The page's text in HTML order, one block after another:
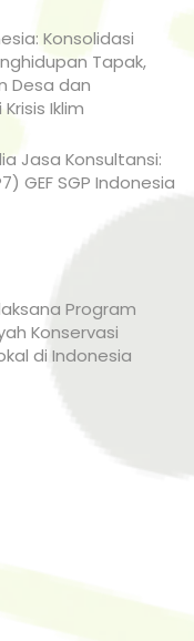
Konsolidasi
Tapak,
Desa dan
Iklim
Jasa Konsultansi:
GEF SGP Indonesia
Program
Konservasi
di Indonesia